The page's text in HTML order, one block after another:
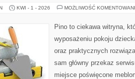
KWI - 1 - 2026 MOŻLIWOŚĆ
Pino to ciekawa witryna,
wyposażeniu pokoju
oraz praktycznych
sam główny przekaz
miejsce poświęcone